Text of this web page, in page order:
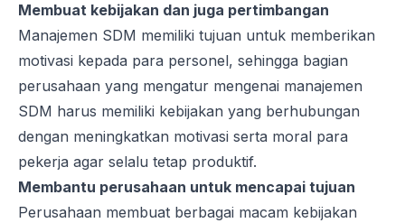
Membuat kebijakan dan juga pertimbangan
Manajemen SDM memiliki tujuan untuk memberikan
motivasi kepada para personel, sehingga bagian
perusahaan yang mengatur mengenai manajemen
SDM harus memiliki kebijakan yang berhubungan
dengan meningkatkan motivasi serta moral para
pekerja agar selalu tetap produktif.
Membantu perusahaan untuk mencapai tujuan
Perusahaan membuat berbagai macam kebijakan